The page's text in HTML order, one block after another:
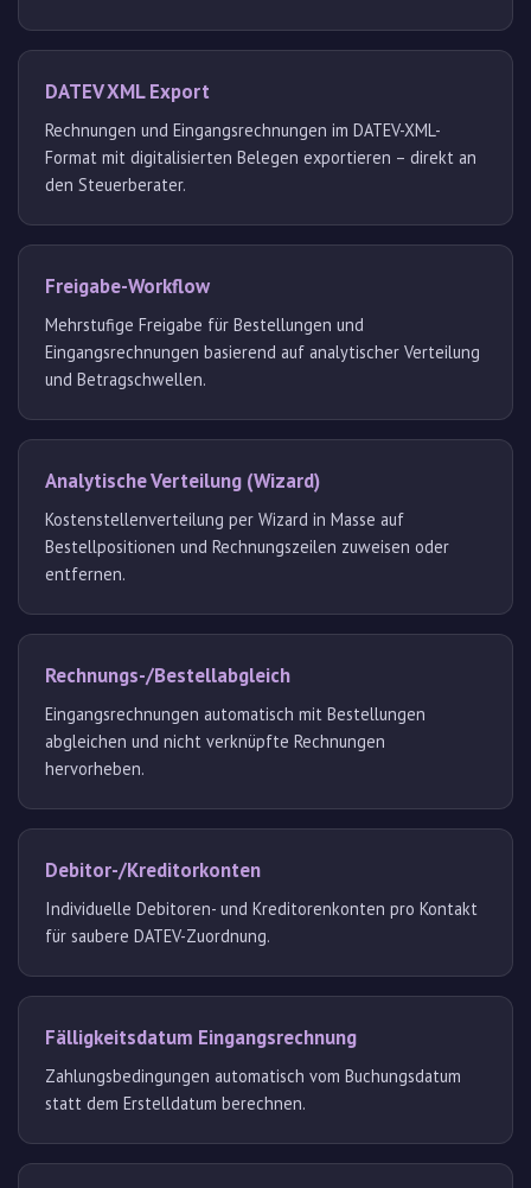
DATEV XML Export
Rechnungen und Eingangsrechnungen im DATEV-XML-
Format mit digitalisierten Belegen exportieren – direkt an
den Steuerberater.
Freigabe-Workflow
Mehrstufige Freigabe für Bestellungen und
Eingangsrechnungen basierend auf analytischer Verteilung
und Betragschwellen.
Analytische Verteilung (Wizard)
Kostenstellenverteilung per Wizard in Masse auf
Bestellpositionen und Rechnungszeilen zuweisen oder
entfernen.
Rechnungs-/Bestellabgleich
Eingangsrechnungen automatisch mit Bestellungen
abgleichen und nicht verknüpfte Rechnungen
hervorheben.
Debitor-/Kreditorkonten
Individuelle Debitoren- und Kreditorenkonten pro Kontakt
für saubere DATEV-Zuordnung.
Fälligkeitsdatum Eingangsrechnung
Zahlungsbedingungen automatisch vom Buchungsdatum
statt dem Erstelldatum berechnen.